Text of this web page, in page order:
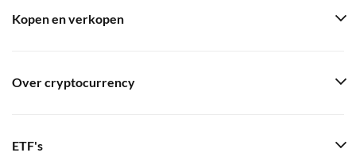
Kopen en verkopen
Over cryptocurrency
ETF's